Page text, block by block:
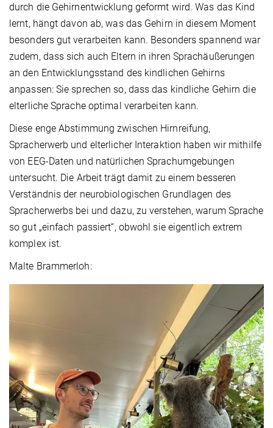
durch die Gehirnentwicklung geformt wird. Was das Kind
lernt, hängt davon ab, was das Gehirn in diesem Moment
besonders gut verarbeiten kann. Besonders spannend war
zudem, dass sich auch Eltern in ihren Sprachäußerungen
an den Entwicklungsstand des kindlichen Gehirns
anpassen: Sie sprechen so, dass das kindliche Gehirn die
elterliche Sprache optimal verarbeiten kann.
Diese enge Abstimmung zwischen Hirnreifung,
Spracherwerb und elterlicher Interaktion haben wir mithilfe
von EEG-Daten und natürlichen Sprachumgebungen
untersucht. Die Arbeit trägt damit zu einem besseren
Verständnis der neurobiologischen Grundlagen des
Spracherwerbs bei und dazu, zu verstehen, warum Sprache
so gut „einfach passiert“, obwohl sie eigentlich extrem
komplex ist.
Malte Brammerloh: